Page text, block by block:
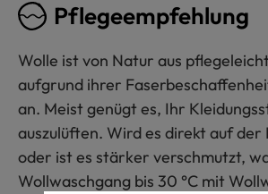
Pflegeempfehlung
Wolle ist von Natur aus
aufgrund ihrer
an. Meist genügt es, Ihr
auszulüften. Wird es direkt auf
oder ist es stärker verschmutzt,
Wollwaschgang bis 30 °C mit